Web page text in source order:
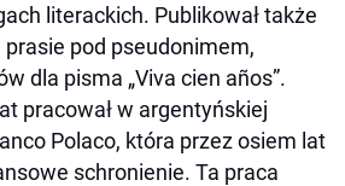
literackich. Publikował także
prasie pod pseudonimem,
dla pisma „Viva cien años”.
pracował w argentyńskiej
Polaco, która przez osiem lat
schronienie. Ta praca